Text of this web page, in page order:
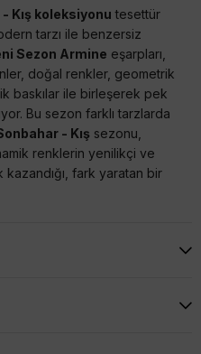
Kış koleksiyonu tesettür
tarzı ile benzersiz
Sezon Armine eşarpları,
doğal renkler, geometrik
baskılar ile birleşerek pek
Bu sezon farklı tarzlarda
- Kış sezonu,
renklerin yenilikçi ve
fark yaratan bir
:) Şimdi favori